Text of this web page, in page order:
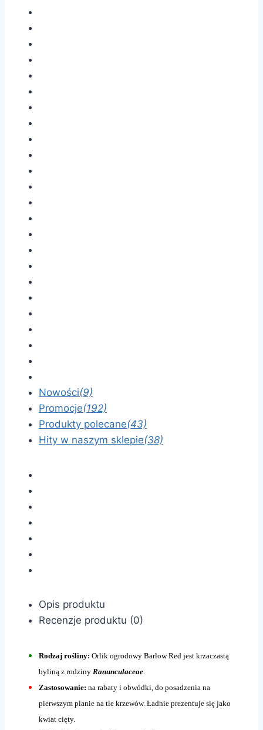
Nowości(9)
Promocje(192)
Produkty polecane(43)
Hity w naszym sklepie(38)
Opis produktu
Recenzje produktu (0)
Rodzaj rośliny: Orlik ogrodowy Barlow Red jest krzaczastą
byliną z rodziny Ranunculaceae.
Zastosowanie: na rabaty i obwódki, do posadzenia na
pierwszym planie na tle krzewów. Ładnie prezentuje się jako
kwiat cięty.